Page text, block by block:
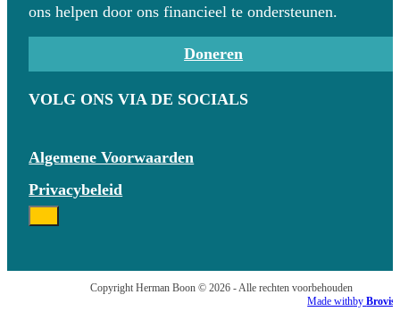
ons helpen door ons financieel te ondersteunen.
Doneren
VOLG ONS VIA DE SOCIALS
Algemene Voorwaarden
Privacybeleid
Copyright Herman Boon © 2026 - Alle rechten voorbehouden
Made withby